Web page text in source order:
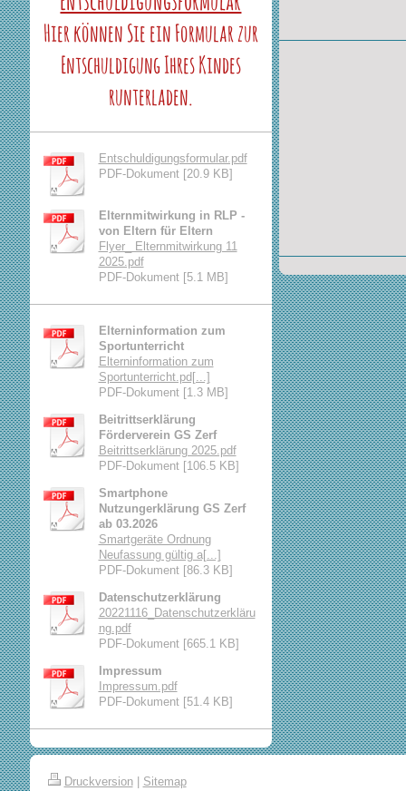
Hier können Sie ein Formular zur
Entschuldigung Ihres Kindes
runterladen.
Entschuldigungsformular.pdf
PDF-Dokument [20.9 KB]
Elternmitwirkung in RLP -
von Eltern für Eltern
Flyer_ Elternmitwirkung 11
2025.pdf
PDF-Dokument [5.1 MB]
Elterninformation zum
Sportunterricht
Elterninformation zum
Sportunterricht.pd[...]
PDF-Dokument [1.3 MB]
Beitrittserklärung
Förderverein GS Zerf
Beitrittserklärung 2025.pdf
PDF-Dokument [106.5 KB]
Smartphone
Nutzungerklärung GS Zerf
ab 03.2026
Smartgeräte Ordnung
Neufassung gültig a[...]
PDF-Dokument [86.3 KB]
Datenschutzerklärung
20221116_Datenschutzerkläru
ng.pdf
PDF-Dokument [665.1 KB]
Impressum
Impressum.pdf
PDF-Dokument [51.4 KB]
Druckversion | Sitemap